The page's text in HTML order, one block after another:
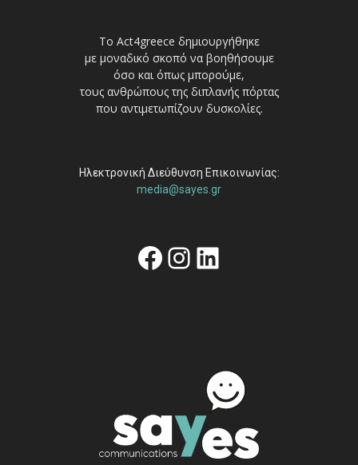
Το Act4greece δημιουργήθηκε
με μοναδικό σκοπό να βοηθήσουμε
όσο και όπως μπορούμε,
τους ανθρώπους της διπλανής πόρτας
που αντιμετωπίζουν δυσκολίες.
Ηλεκτρονική Διεύθυνση Επικοινωνίας:
media@sayes.gr
Facebook
Instagram
Linkedin